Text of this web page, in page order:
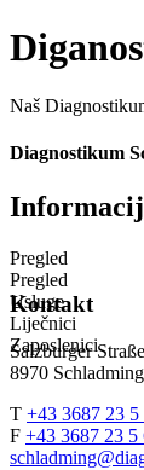
Naš
Diagnostikum
Pregled
Pregled
Usluge
Liječnici
Zaposlenici
Kontakt
Salzburger
8970 Schladming
T +43 3687 23 5
F +43 3687 23 5